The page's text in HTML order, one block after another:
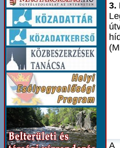
3.
A